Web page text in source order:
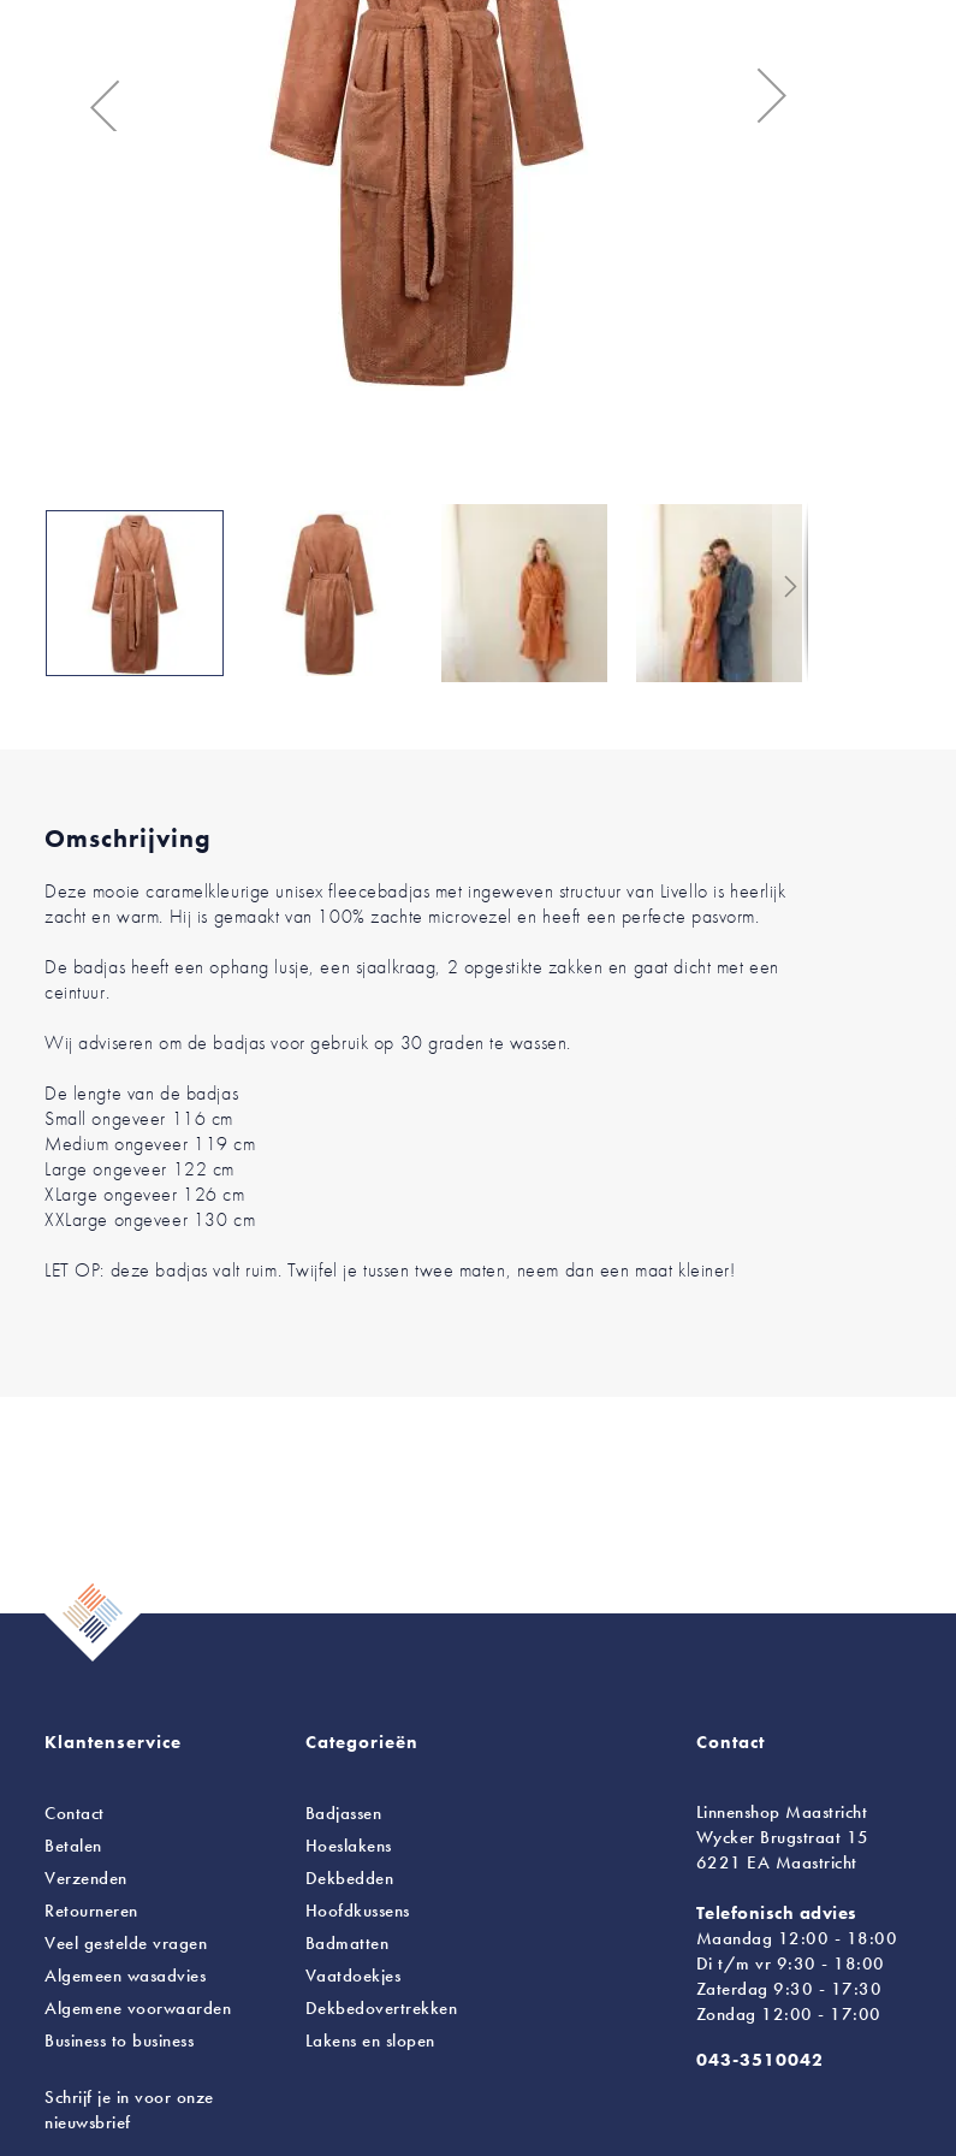
afbeeldingen-
Omschrijving
Deze mooie caramelkleurige unisex fleecebadjas met ingeweven structuur van Livello is heerlijk
zacht en warm. Hij is gemaakt van 100% zachte microvezel en heeft een perfecte pasvorm.
De badjas heeft een ophang lusje, een sjaalkraag, 2 opgestikte zakken en gaat dicht met een
ceintuur.
Wij adviseren om de badjas voor gebruik op 30 graden te wassen.
De lengte van de badjas
Small ongeveer 116 cm
Medium ongeveer 119 cm
Large ongeveer 122 cm
XLarge ongeveer 126 cm
XXLarge ongeveer 130 cm
LET OP: deze badjas valt ruim. Twijfel je tussen twee maten, neem dan een maat kleiner!
Klantenservice
Contact
Betalen
Verzenden
Retourneren
Veel gestelde vragen
Algemeen wasadvies
Algemene voorwaarden
Business to business
Schrijf je in voor onze
nieuwsbrief
Categorieën
Badjassen
Hoeslakens
Dekbedden
Hoofdkussens
Badmatten
Vaatdoekjes
Dekbedovertrekken
Lakens en slopen
Contact
Linnenshop Maastricht
Wycker Brugstraat 15
6221 EA Maastricht
Telefonisch advies
Maandag 12:00 - 18:00
Di t/m vr 9:30 - 18:00
Zaterdag 9:30 - 17:30
Zondag 12:00 - 17:00
043-3510042